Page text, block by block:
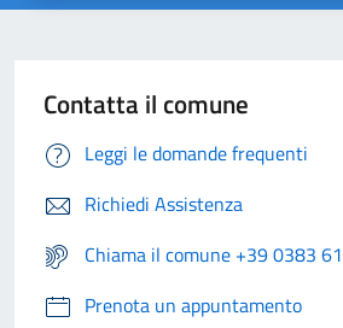
Contatta il comune
Leggi le domande frequenti
Richiedi Assistenza
Chiama il comune +39 0383
Prenota un appuntamento